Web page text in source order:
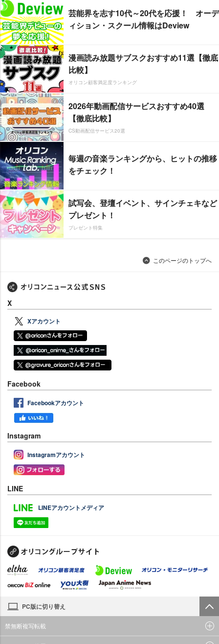
芸能界を志す10代～20代を応援！ オーデ
ィション・スクール情報はDeview
漫画読み放題サブスクおすすめ11選【徹底
比較】
オリコン顧客満足度ランキング
2026年動画配信サービスおすすめ40選
【徹底比較】
CS動画配信サービス20選
毎週の音楽ランキングから、ヒットの推移
をチェック！
試写会、登壇イベント、サインチェキなど
プレゼント！
プレゼント特集
このページのトップへ
X
Xアカウント
Facebook
Facebookアカウント
Instagram
Instagramアカウント
LINE
LINEアカウントメディア
PC版に切り替え
禁無断複写転載